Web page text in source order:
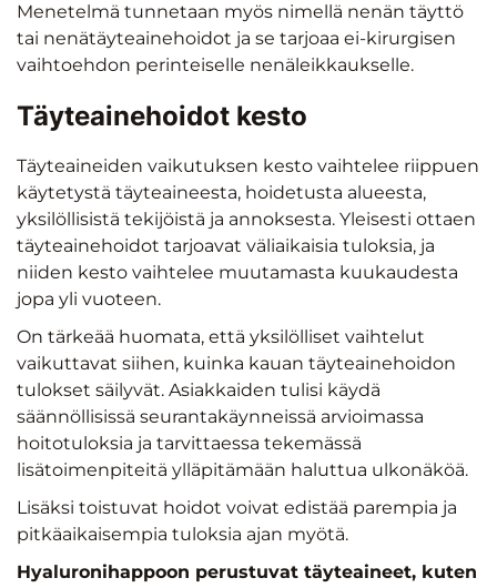
Menetelmä tunnetaan myös nimellä nenän täyttö
tai nenätäyteainehoidot ja se tarjoaa ei-kirurgisen
vaihtoehdon perinteiselle nenäleikkaukselle.
Täyteainehoidot kesto
Täyteaineiden vaikutuksen kesto vaihtelee riippuen
käytetystä täyteaineesta, hoidetusta alueesta,
yksilöllisistä tekijöistä ja annoksesta. Yleisesti ottaen
täyteainehoidot tarjoavat väliaikaisia tuloksia, ja
niiden kesto vaihtelee muutamasta kuukaudesta
jopa yli vuoteen.
On tärkeää huomata, että yksilölliset vaihtelut
vaikuttavat siihen, kuinka kauan täyteainehoidon
tulokset säilyvät. Asiakkaiden tulisi käydä
säännöllisissä seurantakäynneissä arvioimassa
hoitotuloksia ja tarvittaessa tekemässä
lisätoimenpiteitä ylläpitämään haluttua ulkonäköä.
Lisäksi toistuvat hoidot voivat edistää parempia ja
pitkäaikaisempia tuloksia ajan myötä.
Hyaluronihappoon perustuvat täyteaineet, kuten